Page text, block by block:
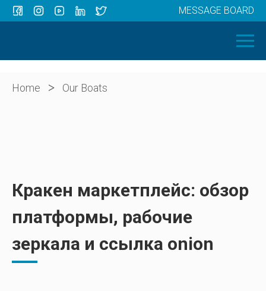
OUR BOATS
ABOUT US
MESSAGE BOARD
Home > Our Boats
Кракен маркетплейс: обзор
платформы, рабочие
зеркала и ссылка onion